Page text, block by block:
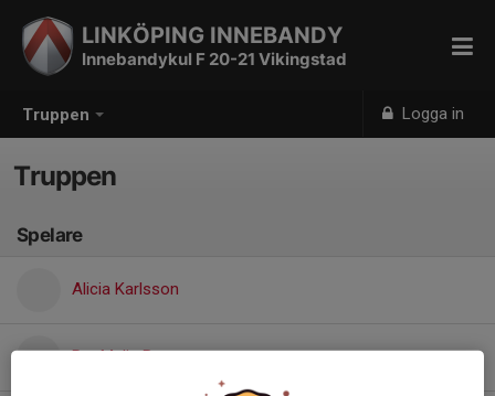
Truppen Logga in
LINKÖPING INNEBANDY
Innebandykul F 20-21 Vikingstad
Truppen
Spelare
Alicia Karlsson
Rut Melin Bergman